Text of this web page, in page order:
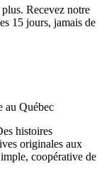
Recevez notre
15 jours, jamais de
histoires
originales aux
coopérative de